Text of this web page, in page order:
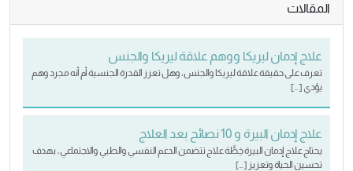
المقالات
علاج إدمان ليريكا ووهم علاقة ليريكا والجنس
تعرف على حقيقة علاقة ليريكا والجنس، وهل تعزز القدرة الجنسية أم أنه مجرد وهم
يؤدي […]
علاج إدمان البيرة و 10 نصائح بعد العلاج
يحتاج علاج إدمان البيرة خِطَّة علاج تتضمن الدعم النفسي والطبي والاجتماعي، بهدف
تحسين الحياة وتعزيز […]